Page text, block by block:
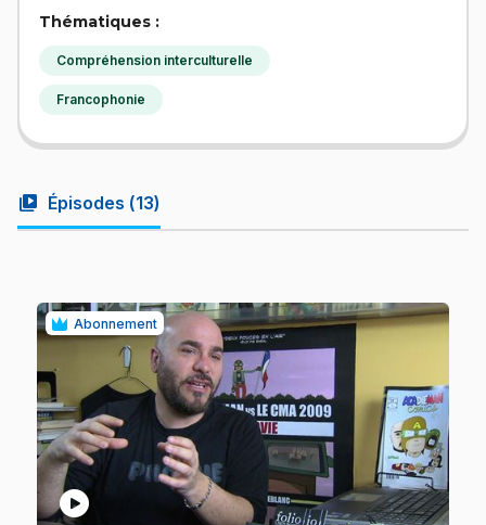
Thématiques :
Compréhension interculturelle
Francophonie
video_library Épisodes (13)
Abonnement
play_circle